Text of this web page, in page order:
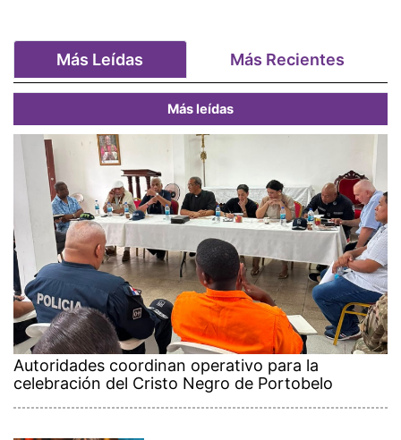
Más Leídas Más Recientes
Más leídas
Autoridades coordinan operativo para la
celebración del Cristo Negro de Portobelo